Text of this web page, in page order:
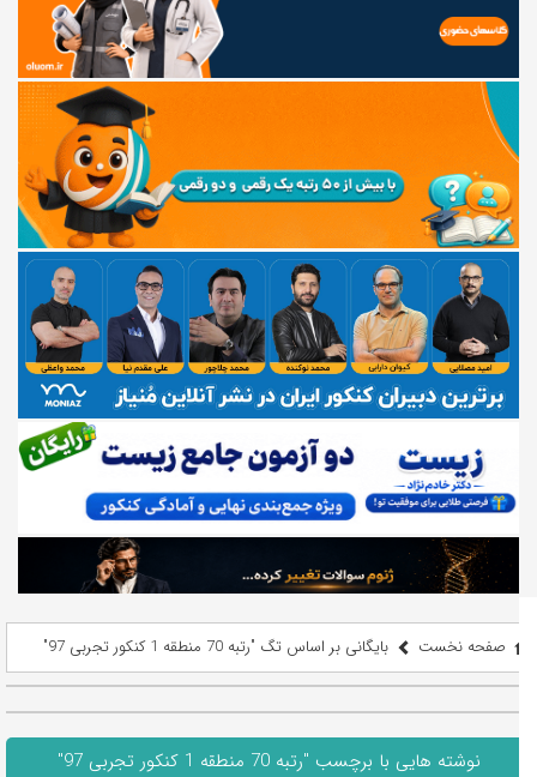
صفحه نخست بایگانی بر اساس تگ "رتبه 70 منطقه 1 کنکور تجربی 97"
نوشته هایی با برچسب "رتبه 70 منطقه 1 کنکور تجربی 97"